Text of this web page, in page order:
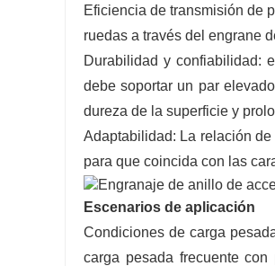
Eficiencia de transmisión de
ruedas a través del engrane
Durabilidad y confiabilidad:
debe soportar un par
dureza de la superficie y
Adaptabilidad: La relación
para que coincida con las
Escenarios de aplicación
Condiciones de carga
carga pesada frecuente